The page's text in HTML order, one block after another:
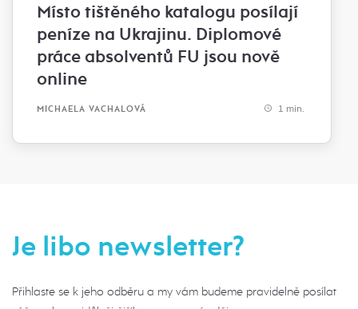
Místo tištěného katalogu posílají
peníze na Ukrajinu. Diplomové
práce absolventů FU jsou nově
online
MICHAELA VACHALOVÁ 1 min.
Je libo newsletter?
Přihlaste se k jeho odběru a my vám budeme pravidelně posílat